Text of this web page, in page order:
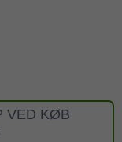
VED KØB